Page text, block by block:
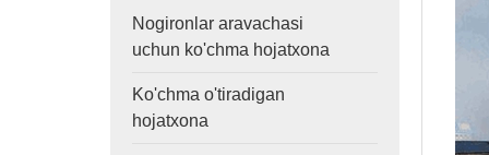
Nogironlar aravachasi
uchun ko'chma hojatxona
Ko'chma o'tiradigan
hojatxona